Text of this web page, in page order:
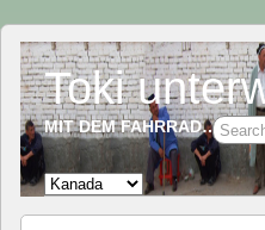
Toki
MIT DEM FAHRRAD…